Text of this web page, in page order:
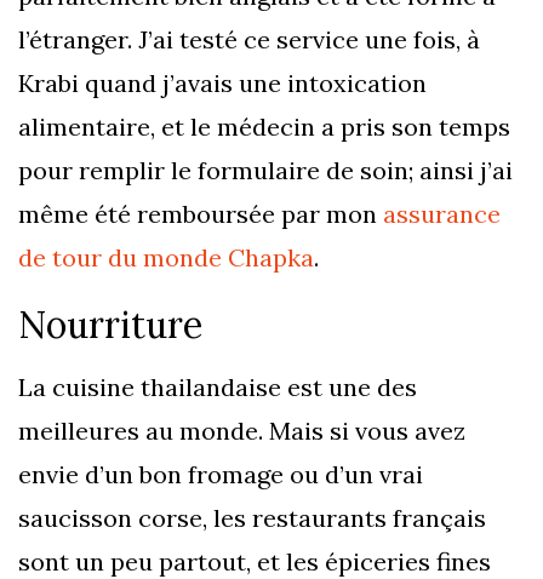
l’étranger. J’ai testé ce service une fois, à
Krabi quand j’avais une intoxication
alimentaire, et le médecin a pris son temps
pour remplir le formulaire de soin; ainsi j’ai
même été remboursée par mon assurance
de tour du monde Chapka.
Nourriture
La cuisine thailandaise est une des
meilleures au monde. Mais si vous avez
envie d’un bon fromage ou d’un vrai
saucisson corse, les restaurants français
sont un peu partout, et les épiceries fines